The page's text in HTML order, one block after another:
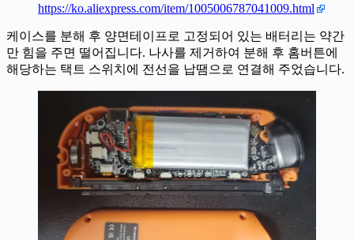
https://ko.aliexpress.com/item/1005006787041009.html
케이스를 분해 후 양면테이프로 고정되어 있는 배터리는 약간
만 힘을 주면 떨어집니다. 나사를 제거하여 분해 후 홈버튼에
해당하는 택트 스위치에 전선을 납땜으로 연결해 주었습니다.